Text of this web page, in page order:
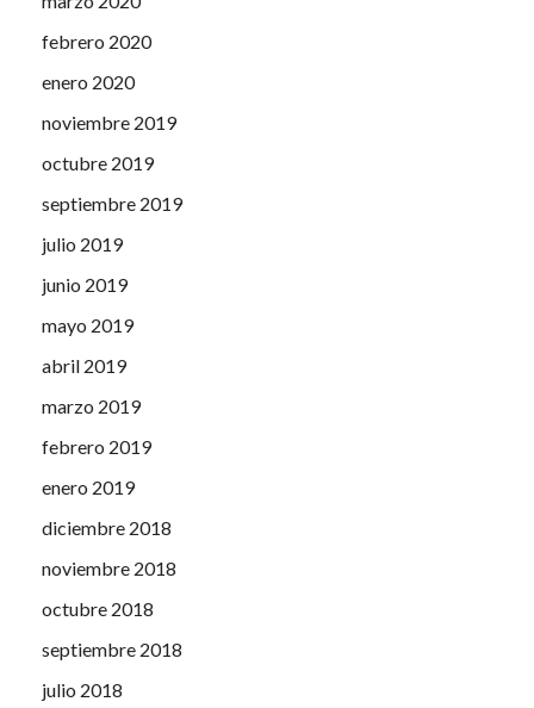
febrero 2020
enero 2020
noviembre 2019
octubre 2019
septiembre 2019
julio 2019
junio 2019
mayo 2019
abril 2019
marzo 2019
febrero 2019
enero 2019
diciembre 2018
noviembre 2018
octubre 2018
septiembre 2018
julio 2018